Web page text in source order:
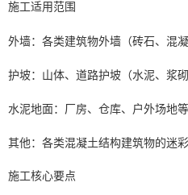
施工适用范围
外墙：各类建筑物外墙（砖石、混
护坡：山体、道路护坡（水泥、浆砌
水泥地面：厂房、仓库、户外场地
其他：各类混凝土结构建筑物的迷
施工核心要点